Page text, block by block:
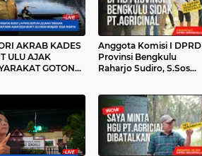
AKRAB KADES
ULU AJAK
GOTONG
Anggota Komisi I DPRD
Provinsi Bengkulu
Raharjo Sudiro, S.Sos